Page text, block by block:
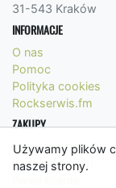
Używamy plików
naszej strony.
31-543 Kraków
INFORMACJE
O nas
Pomoc
Polityka cookies
Rockserwis.fm
ZAKUPY
Formy płatności
Koszty wysyłki